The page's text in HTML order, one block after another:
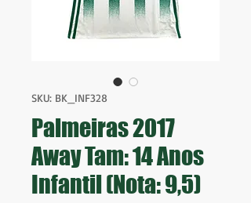
SKU: BK_INF328
Palmeiras 2017
Away Tam: 14 Anos
Infantil (Nota: 9,5)